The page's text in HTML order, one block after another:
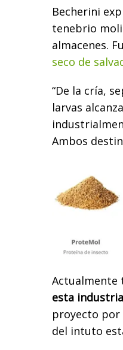
Becherini
tenebrio
almacenes.
seco de
“De la cría,
larvas
Ambos
Actualmente
esta
proyecto por
del intuto